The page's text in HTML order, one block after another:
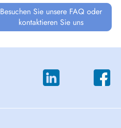
Besuchen Sie unsere FAQ oder
kontaktieren Sie uns